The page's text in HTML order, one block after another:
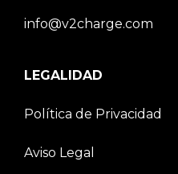
info@v2charge.com
LEGALIDAD
Política de Privacidad
Aviso Legal